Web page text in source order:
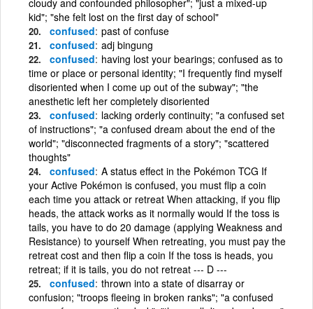
kid"; "she felt lost on the first day of school"
confused past of confuse
confused adj bingung
confused having lost your bearings; confused as to
time or place or personal identity; "I frequently find myself
disoriented when I come up out of the subway"; "the
anesthetic left her completely disoriented
confused lacking orderly continuity; "a confused set
of instructions"; "a confused dream about the end of the
world"; "disconnected fragments of a story"; "scattered
thoughts"
confused A status effect in the Pokémon TCG If
your Active Pokémon is confused, you must flip a coin
each time you attack or retreat When attacking, if you flip
heads, the attack works as it normally would If the toss is
tails, you have to do 20 damage (applying Weakness and
Resistance) to yourself When retreating, you must pay the
retreat cost and then flip a coin If the toss is heads, you
retreat; if it is tails, you do not retreat --- D ---
confused thrown into a state of disarray or
confusion; "troops fleeing in broken ranks"; "a confused